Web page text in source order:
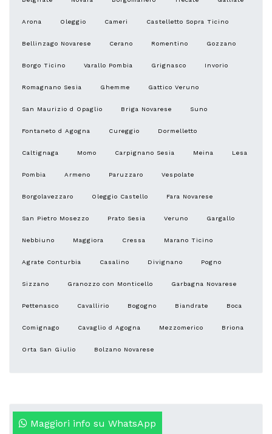
Arona Oleggio Cameri Castelletto Sopra Ticino
Bellinzago Novarese Cerano Romentino Gozzano
Borgo Ticino Varallo Pombia Grignasco Invorio
Romagnano Sesia Ghemme Gattico Veruno
San Maurizio d Opaglio Briga Novarese Suno
Fontaneto d Agogna Cureggio Dormelletto
Caltignaga Momo Carpignano Sesia Meina Lesa
Pombia Armeno Paruzzaro Vespolate
Borgolavezzaro Oleggio Castello Fara Novarese
San Pietro Mosezzo Prato Sesia Veruno Gargallo
Nebbiuno Maggiora Cressa Marano Ticino
Agrate Conturbia Casalino Divignano Pogno
Sizzano Granozzo con Monticello Garbagna Novarese
Pettenasco Cavallirio Bogogno Biandrate Boca
Comignago Cavaglio d Agogna Mezzomerico Briona
Orta San Giulio Bolzano Novarese
Maggiori info su WhatsApp